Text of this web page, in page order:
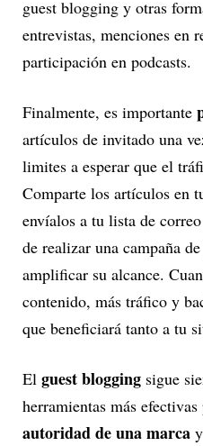
guest blogging y otras
entrevistas, menciones en
participación en podcasts.
Finalmente, es importante
artículos de invitado una
limites a esperar que el
Comparte los artículos en
envíalos a tu lista de
de realizar una campaña de
amplificar su alcance.
contenido, más tráfico y
que beneficiará tanto a tu
El guest blogging sigue
herramientas más efectivas
autoridad de una marca